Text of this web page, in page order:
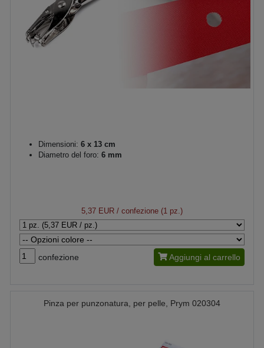
Dimensioni: 6 x 13 cm
Diametro del foro: 6 mm
5,37 EUR / confezione (1 pz.)
confezione Aggiungi al carrello
Pinza per punzonatura, per pelle, Prym 020304